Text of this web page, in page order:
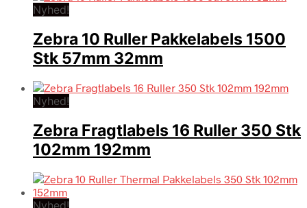
Nyhed!
Zebra 10 Ruller Pakkelabels 1500
Stk 57mm 32mm
Nyhed!
Zebra Fragtlabels 16 Ruller 350 Stk
102mm 192mm